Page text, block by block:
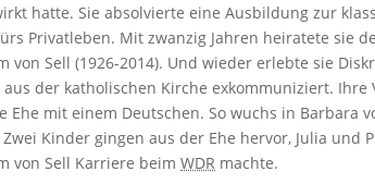
hatte. Sie absolvierte eine Ausbildung zur
Privatleben. Mit zwanzig Jahren heiratete sie
von Sell (1926-2014). Und wieder erlebte sie
aus der katholischen Kirche exkommuniziert.
Ehe mit einem Deutschen. So wuchs in Barbara
Kinder gingen aus der Ehe hervor, Julia und
von Sell Karriere beimWDR machte.